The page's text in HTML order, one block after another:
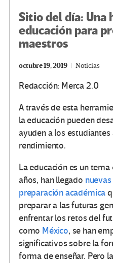
Sitio del día: Una
educación para
maestros
octubre 19, 2019 Noticias
Redacción: Merca 2.0
A través de esta
la educación pueden
ayuden a los
rendimiento.
La educación es un
años, han llegado
preparación académica
preparar a las futuras
enfrentar los retos del
como México, se han
significativos sobre la
forma de enseñar. Pero